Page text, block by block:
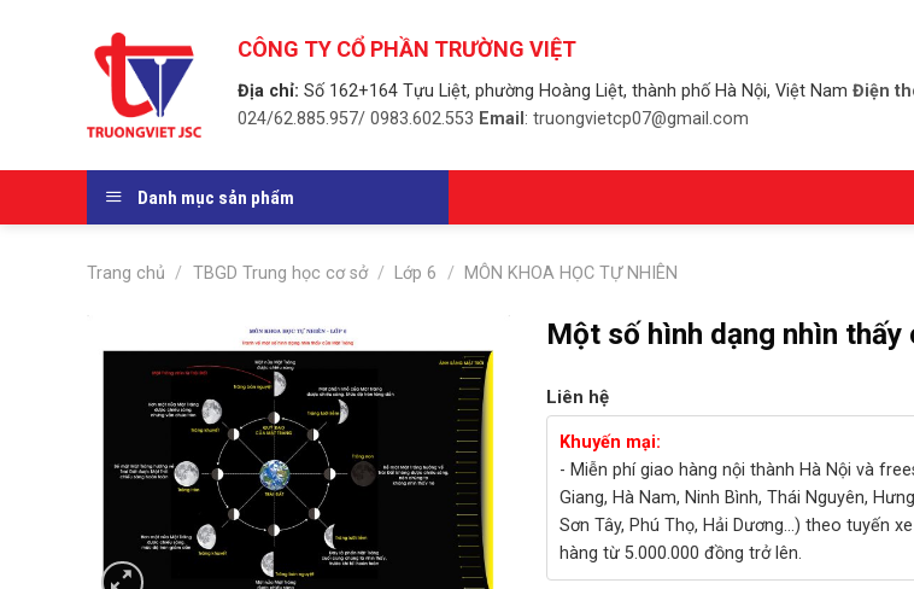
CÔNG TY CỔ PHẦN TRƯỜNG VIỆT
Địa chỉ: Số 162+164 Tựu Liệt, phường Hoàng Liệt, thành phố Hà Nội, Việt Nam Điện
024/62.885.957/ 0983.602.553 Email : truongvietcp07@gmail.com
Danh mục sản phẩm
Trang chủ / TBGD Trung học cơ sở / Lớp 6 / MÔN KHOA HỌC TỰ NHIÊN
Một số hình dạng nhìn thấy
Liên hệ
Khuyến mại:
- Miễn phí giao hàng nội thành Hà Nội và
Giang, Hà Nam, Ninh Bình, Thái Nguyên,
Sơn Tây, Phú Thọ, Hải Dương...) theo tuyến
hàng từ 5.000.000 đồng trở lên.